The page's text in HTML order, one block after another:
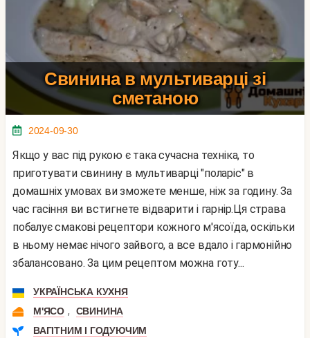
Свинина в мультиварці зі
сметаною
2024-09-30
Якщо у вас під рукою є така сучасна техніка, то
приготувати свинину в мультиварці "поларіс" в
домашніх умовах ви зможете менше, ніж за годину. За
час гасіння ви встигнете відварити і гарнір.Ця страва
побалує смакові рецептори кожного м'ясоїда, оскільки
в ньому немає нічого зайвого, а все вдало і гармонійно
збалансовано. За цим рецептом можна готу...
УКРАЇНСЬКА КУХНЯ
М'ЯСО ,
СВИНИНА
ВАГІТНИМ І ГОДУЮЧИМ